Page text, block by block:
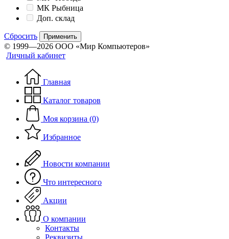
МК Рыбница
Доп. склад
Сбросить Применить
© 1999—2026 ООО «Мир Компьютеров»
Личный кабинет
Главная
Каталог товаров
Моя корзина (0)
Избранное
Новости компании
Что интересного
Акции
О компании
Контакты
Реквизиты